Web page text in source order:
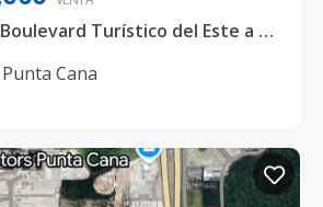
Solar 20,000 m Boulevard Turístico del Este a pasos de Almacenes Unidos
Punta Cana